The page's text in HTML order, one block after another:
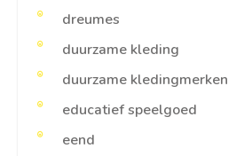
dreumes
duurzame kleding
duurzame kledingmerken
educatief speelgoed
eend